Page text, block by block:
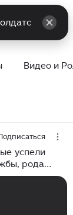
Видео и
успели
рода